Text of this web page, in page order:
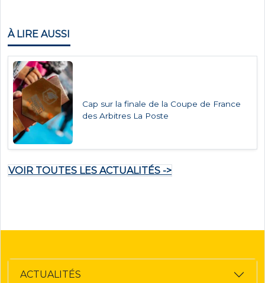
À LIRE AUSSI
Cap sur la finale de la Coupe de France
des Arbitres La Poste
VOIR TOUTES LES ACTUALITÉS ->
ACTUALITÉS